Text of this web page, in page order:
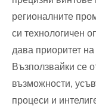
регионалните
си технологичен
дава приоритет
Възползвайки се
възможности,
процеси и